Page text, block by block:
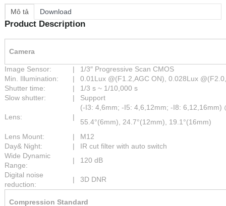
Mô tả Download
Product Description
Camera
Image Sensor: |
1/3″ Progressive Scan CMOS
Min. Illumination:
|
0.01Lux @(F1.2,AGC ON), 0.028Lux
Shutter time:
|
1/3 s ~ 1/10,000 s
Slow shutter:
| Support
Lens: |
(-I3: 4,6mm; -I5: 4,6,12mm; -I8:
55.4°(6mm), 24.7°(12mm), 19.1°(16mm)
Lens Mount:
|
M12
Day& Night:
|
IR cut filter with auto switch
Wide Dynamic
Range:
|
120 dB
Digital noise
reduction:
| 3D DNR
Compression Standard